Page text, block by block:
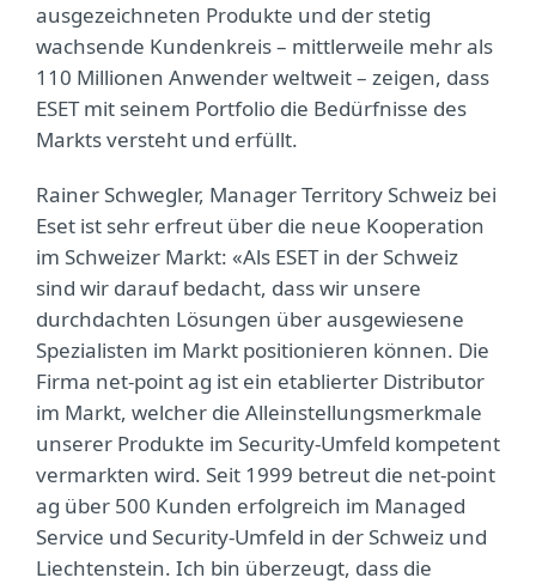
ausgezeichneten Produkte und der stetig
wachsende Kundenkreis – mittlerweile mehr als
110 Millionen Anwender weltweit – zeigen, dass
ESET mit seinem Portfolio die Bedürfnisse des
Markts versteht und erfüllt.
Rainer Schwegler, Manager Territory Schweiz bei
Eset ist sehr erfreut über die neue Kooperation
im Schweizer Markt: «Als ESET in der Schweiz
sind wir darauf bedacht, dass wir unsere
durchdachten Lösungen über ausgewiesene
Spezialisten im Markt positionieren können. Die
Firma net-point ag ist ein etablierter Distributor
im Markt, welcher die Alleinstellungsmerkmale
unserer Produkte im Security-Umfeld kompetent
vermarkten wird. Seit 1999 betreut die net-point
ag über 500 Kunden erfolgreich im Managed
Service und Security-Umfeld in der Schweiz und
Liechtenstein. Ich bin überzeugt, dass die